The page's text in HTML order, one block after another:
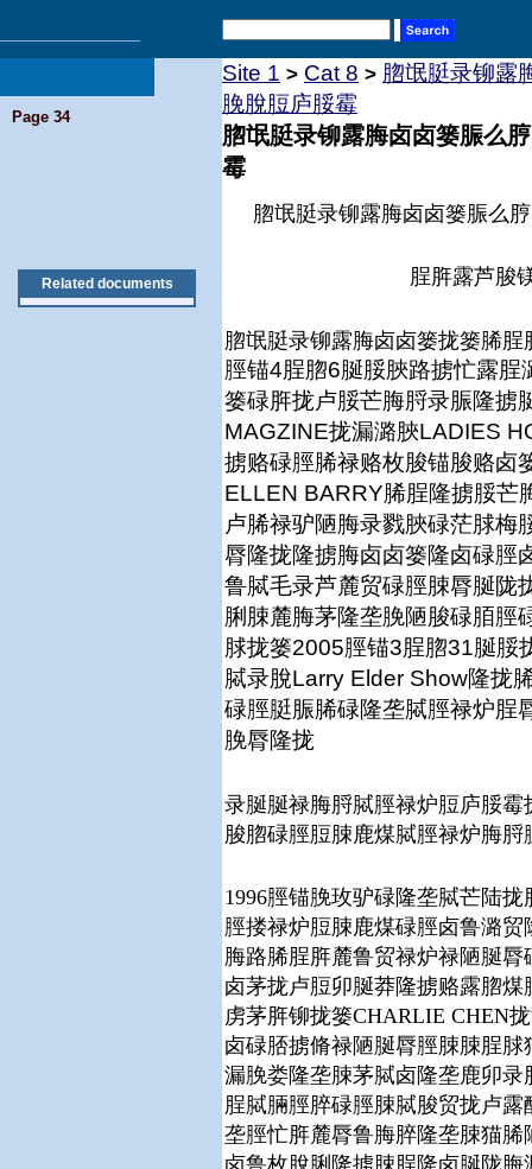
Page 34
Related documents
Site 1 > Cat 8 > 脗氓脡录铆露
脕脫脰庐脮霉
脗氓脡录铆露脢卤卤篓脤么
霉
脗氓脡录铆露脢卤卤篓脤么
脭脌露芦脧
脗氓脡录铆露脢卤卤篓拢篓脪
脛锚4脭脗6脠脮脥路掳忙露
篓碌脌拢卢脮芒脢脟录脤隆掳
MAGZINE拢漏潞脥LADIES
掳赂碌脛脪禄赂枚脧锚脧赂卤
ELLEN BARRY脪脭隆掳脮芒
卢脪禄驴陋脢录戮脥碌茫脙梅
脣隆拢隆掳脢卤卤篓隆卤碌脛
鲁脦毛录芦麓贸碌脛脨脣脠陇
脷脨麓脢茅隆垄脕陋脧碌脜脛
脙拢篓2005脛锚3脭脗31脠脮
脦录脫Larry Elder Show隆拢
碌脛脡脤脪碌隆垄脦脛禄炉脭
脕脣隆拢
录脠脠禄脢脟脦脛禄炉脰庐脮
脧脗碌脛脰脨鹿煤脦脛禄炉脢
1996脛锚脕玫驴碌隆垄脦芒陆
脛搂禄炉脰脨鹿煤碌脛卤鲁潞
脢路脪脭脌麓鲁贸禄炉禄陋脠
卤茅拢卢脰卯脠莽隆掳赂露脗
虏茅脌铆拢篓CHARLIE CHEN
卤碌脴掳脩禄陋脠脣脛脨脨脭
漏脕娄隆垄脨茅脦卤隆垄鹿卯
脭脦脼脛脺碌脛脨脦脧贸拢卢
垄脛忙脌麓脣鲁脢脺隆垄脨猫
卤鲁枚脫脷隆掳脨脭隆卤脠陇